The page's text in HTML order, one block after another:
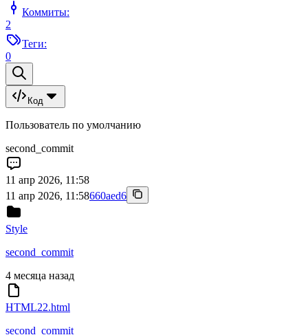
Коммиты:
2
Теги:
0
Код
Пользователь по умолчанию
second_commit
11 апр 2026, 11:58
11 апр 2026, 11:58660aed6
Style
second_commit
4 месяца назад
HTML22.html
second_commit